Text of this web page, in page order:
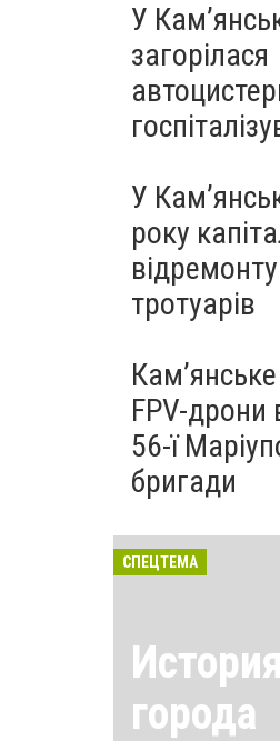
У
загорілася
У
року
тротуарів
FPV-дрони
56-ї
бригади
СПЕЦТЕМА
города